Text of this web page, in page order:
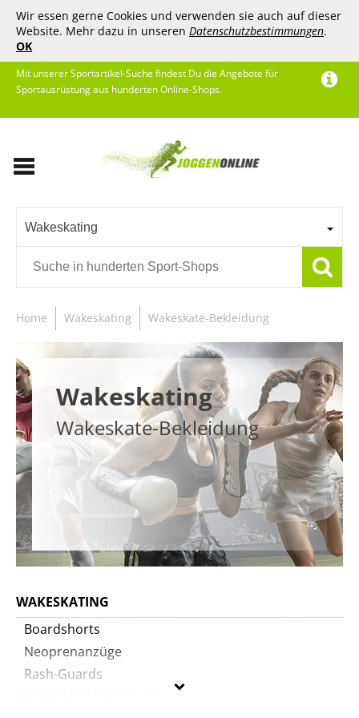
Wir essen gerne Cookies und verwenden sie auch auf dieser
Website. Mehr dazu in unseren Datenschutzbestimmungen.
OK
Mit unserer Sportartikel-Suche findest Du die Angebote für
Sportausrüstung aus hunderten Online-Shops.
Wakeskating
Home Wakeskating Wakeskate-Bekleidung
Wakeskating
Wakeskate-Bekleidung
WAKESKATING
Boardshorts
Neoprenanzüge
Rash-Guards